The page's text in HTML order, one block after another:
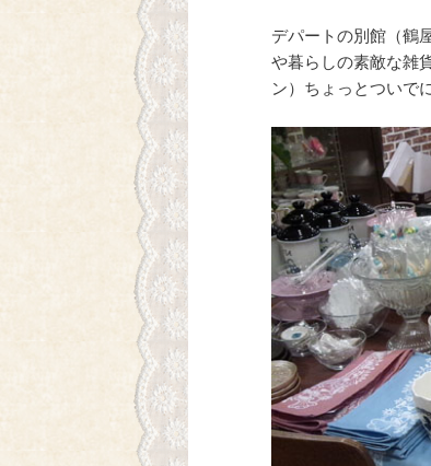
デパートの別館（鶴
や暮らしの素敵な雑
ン）ちょっとついで